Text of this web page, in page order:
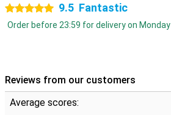
5 stars 9.5 Fantastic
Order before 23:59 for delivery on Monday
Reviews from our customers
Average scores: